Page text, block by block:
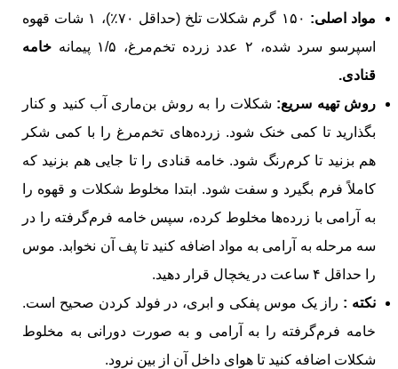
مواد اصلی:
۱۵۰ گرم شکلات تلخ (حداقل ۷۰٪)، ۱ شات قهوه
اسپرسو سرد شده، ۲ عدد زرده تخم‌مرغ، ۱/۵ پیمانه
خامه
قنادی.
روش تهیه سریع: شکلات را به روش بن‌ماری آب کنید و کنار
بگذارید تا کمی خنک شود. زرده‌های تخم‌مرغ را با کمی شکر
هم بزنید تا کرم‌رنگ شود. خامه قنادی را تا جایی هم بزنید که
کاملاً فرم بگیرد و سفت شود. ابتدا مخلوط شکلات و قهوه را
به آرامی با زرده‌ها مخلوط کرده، سپس خامه فرم‌گرفته را در
سه مرحله به آرامی به مواد اضافه کنید تا پف آن نخوابد. موس
را حداقل ۴ ساعت در یخچال قرار دهید.
نکته : راز یک موس پفکی و ابری، در فولد کردن صحیح است.
خامه فرم‌گرفته را به آرامی و به صورت دورانی به مخلوط
شکلات اضافه کنید تا هوای داخل آن از بین نرود.